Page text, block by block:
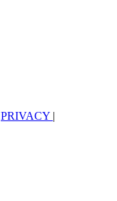
PRIVACY |